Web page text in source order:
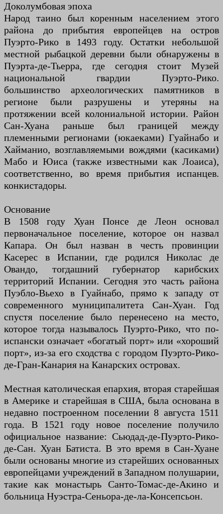
Доколумбовая эпоха
Народ таино был коренным населением этого
района до прибытия европейцев на остров
Пуэрто-Рико в 1493 году. Остатки небольшой
местной рыбацкой деревни были обнаружены в
Пуэрта-де-Тьерра, где сегодня стоит Музей
национальной гвардии Пуэрто-Рико.
большинство археологических памятников в
регионе были разрушены и утеряны на
протяжении всей колониальной истории. Район
Сан-Хуана раньше был границей между
племенными регионами (юкаеками) Гуайнабо и
Хайманио, возглавляемыми вождями (касиками)
Мабо и Юиса (также известными как Лоаиса),
соответственно, во время прибытия испанцев.
конкистадоры.
Основание
В 1508 году Хуан Понсе де Леон основал
первоначальное поселение, которое он назвал
Капара. Он был назван в честь провинции
Касерес в Испании, где родился Николас де
Овандо, тогдашний губернатор карибских
территорий Испании. Сегодня это часть района
Пуэбло-Вьехо в Гуайнабо, прямо к западу от
современного муниципалитета Сан-Хуан. Год
спустя поселение было перенесено на место,
которое тогда называлось Пуэрто-Рико, что по-
испански означает «богатый порт» или «хороший
порт», из-за его сходства с городом Пуэрто-Рико-
де-Гран-Канария на Канарских островах.
Местная католическая епархия, вторая старейшая
в Америке и старейшая в США, была основана в
недавно построенном поселении 8 августа 1511
года. В 1521 году новое поселение получило
официальное название: Сьюдад-де-Пуэрто-Рико-
де-Сан. Хуан Батиста. В это время в Сан-Хуане
были основаны многие из старейших основанных
европейцами учреждений в Западном полушарии,
такие как монастырь Санто-Томас-де-Акино и
больница Нуэстра-Сеньора-де-ла-Консепсьон.